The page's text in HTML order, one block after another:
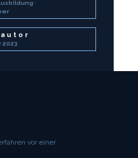
·
2023
vor einer